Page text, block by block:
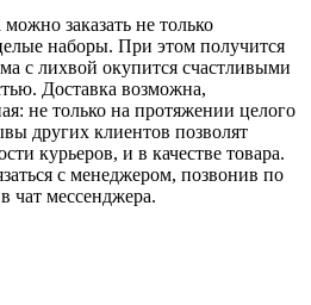
заказать не только
наборы. При этом получится
с лихвой окупится счастливыми
Доставка возможна,
не только на протяжении целого
других клиентов позволят
курьеров, и в качестве товара.
с менеджером, позвонив по
чат мессенджера.